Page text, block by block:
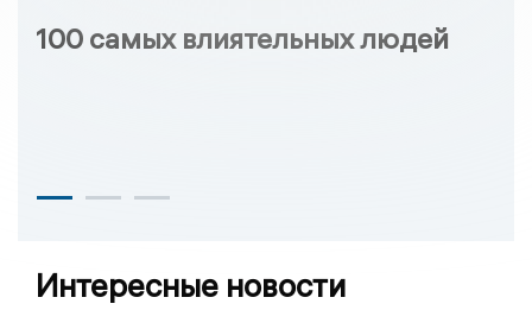
100 самых влиятельных людей
Интересные новости